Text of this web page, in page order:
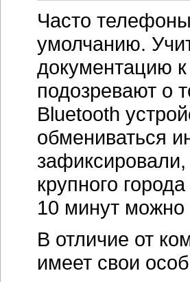
Часто
умолчанию.
документацию
подозревают о
Bluetooth
обмениваться
крупного
10 минут можно
В отличие от
имеет свои